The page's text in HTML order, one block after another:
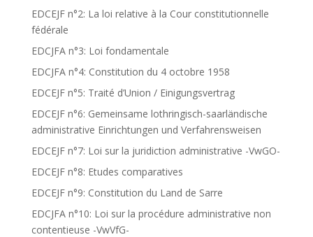
EDCEJF n°2: La loi relative à la Cour constitutionnelle
fédérale
EDCJFA n°3: Loi fondamentale
EDCJFA n°4: Constitution du 4 octobre 1958
EDCEJF n°5: Traité d’Union / Einigungsvertrag
EDCEJF n°6: Gemeinsame lothringisch-saarländische
administrative Einrichtungen und Verfahrensweisen
EDCEJF n°7: Loi sur la juridiction administrative -VwGO-
EDCEJF n°8: Etudes comparatives
EDCEJF n°9: Constitution du Land de Sarre
EDCJFA n°10: Loi sur la procédure administrative non
contentieuse -VwVfG-